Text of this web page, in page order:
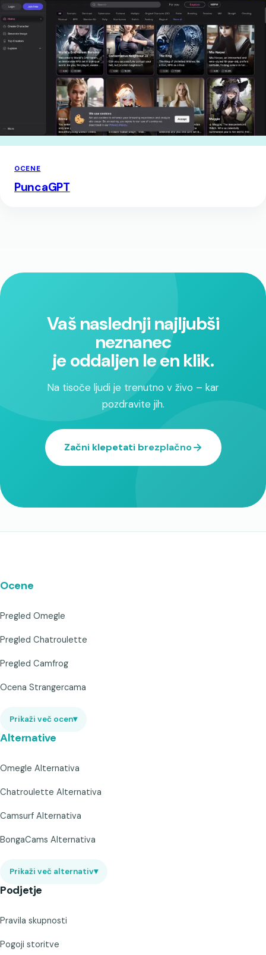
OCENE
PuncaGPT
Vaš naslednji najljubši
neznanec
je oddaljen le en klik.
Na tisoče ljudi je trenutno v živo – kar
pozdravite jih.
Začni klepetati brezplačno
Ocene
Pregled Omegle
Pregled Chatroulette
Pregled Camfrog
Ocena Strangercama
Prikaži več ocen▾
Alternative
Omegle Alternativa
Chatroulette Alternativa
Camsurf Alternativa
BongaCams Alternativa
Prikaži več alternativ▾
Podjetje
Pravila skupnosti
Pogoji storitve